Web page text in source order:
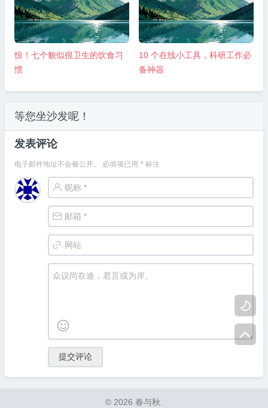


惊！七个貌似很卫生的饮食习
惯
10 个在线小工具，科研工作必
备神器
等您坐沙发呢！
发表评论
电子邮件地址不会被公开。 必填项已用 * 标注

© 2026 春与秋.